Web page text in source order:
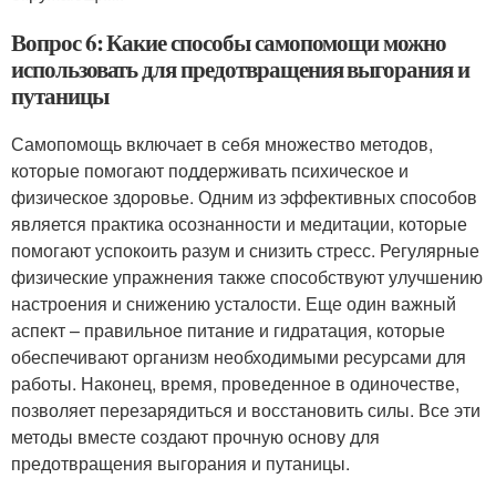
Вопрос 6: Какие способы самопомощи можно
использовать для предотвращения выгорания и
путаницы
Самопомощь включает в себя множество методов,
которые помогают поддерживать психическое и
физическое здоровье. Одним из эффективных способов
является практика осознанности и медитации, которые
помогают успокоить разум и снизить стресс. Регулярные
физические упражнения также способствуют улучшению
настроения и снижению усталости. Еще один важный
аспект – правильное питание и гидратация, которые
обеспечивают организм необходимыми ресурсами для
работы. Наконец, время, проведенное в одиночестве,
позволяет перезарядиться и восстановить силы. Все эти
методы вместе создают прочную основу для
предотвращения выгорания и путаницы.